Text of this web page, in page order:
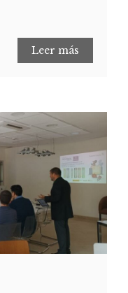
Leer más